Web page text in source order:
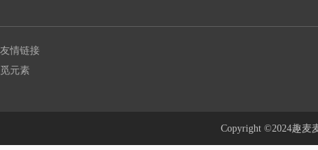
友情链接
觅元素
Copyright ©2024趣